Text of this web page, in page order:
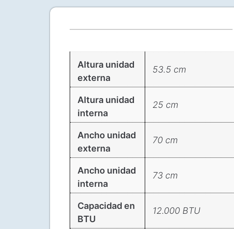
Altura unidad
externa
53.5 cm
Altura unidad
interna
25 cm
Ancho unidad
externa
70 cm
Ancho unidad
interna
73 cm
Capacidad en
BTU
12.000 BTU